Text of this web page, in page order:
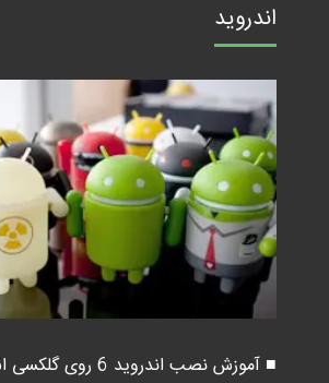
اندروید
■ آموزش نصب اندروید 6 روی گلکسی اس 5